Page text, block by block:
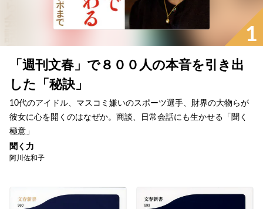
1
「週刊文春」で８００人の本音を引き出
した「秘訣」
10代のアイドル、マスコミ嫌いのスポーツ選手、財界の大物らが
彼女に心を開くのはなぜか。商談、日常会話にも生かせる「聞く
極意」
聞く力
阿川佐和子